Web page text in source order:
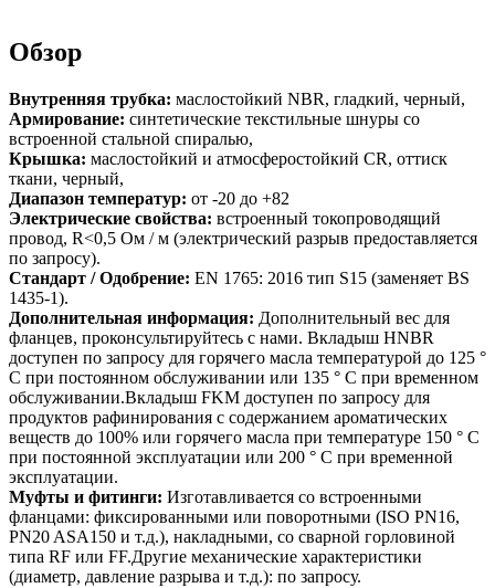
Обзор
Внутренняя трубка: маслостойкий NBR, гладкий, черный,
Армирование: синтетические текстильные шнуры со
встроенной стальной спиралью,
Крышка: маслостойкий и атмосферостойкий CR, оттиск
ткани, черный,
Диапазон температур: от -20 до +82
Электрические свойства: встроенный токопроводящий
провод, R<0,5 Ом / м (электрический разрыв предоставляется
по запросу).
Стандарт / Одобрение: EN 1765: 2016 тип S15 (заменяет BS
1435-1).
Дополнительная информация: Дополнительный вес для
фланцев, проконсультируйтесь с нами. Вкладыш HNBR
доступен по запросу для горячего масла температурой до 125 °
C при постоянном обслуживании или 135 ° C при временном
обслуживании.Вкладыш FKM доступен по запросу для
продуктов рафинирования с содержанием ароматических
веществ до 100% или горячего масла при температуре 150 ° C
при постоянной эксплуатации или 200 ° C при временной
эксплуатации.
Муфты и фитинги: Изготавливается со встроенными
фланцами: фиксированными или поворотными (ISO PN16,
PN20 ASA150 и т.д.), накладными, со сварной горловиной
типа RF или FF.Другие механические характеристики
(диаметр, давление разрыва и т.д.): по запросу.